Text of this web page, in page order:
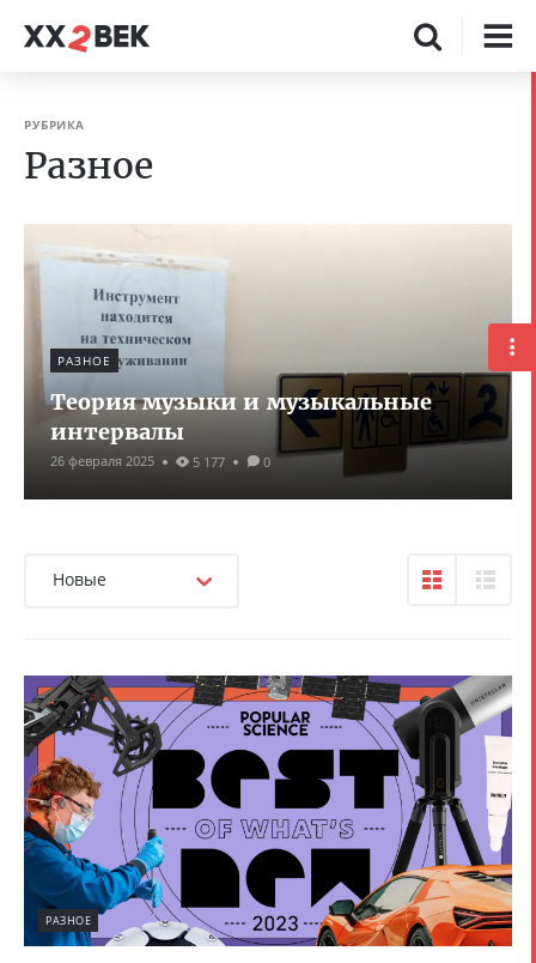
РУБРИКА
Разное
РАЗНОЕ
Теория музыки и музыкальные
интервалы
26 февраля 2025 5 177 0
Новые
РАЗНОЕ